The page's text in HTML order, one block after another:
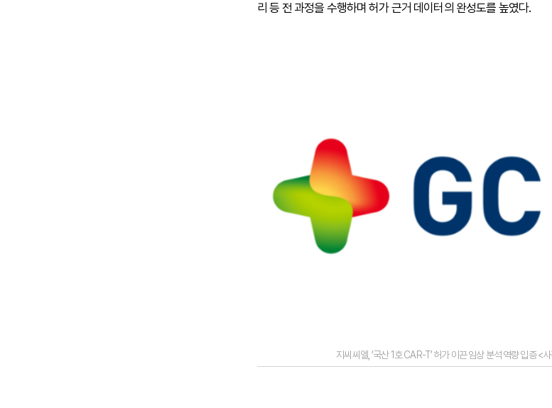
리 등 전 과정을 수행하며 허가 근거 데이터의 완성도를 높였다.
지씨씨엘, ‘국산 1호 CAR-T’ 허가 이끈 임상 분석 역량 입증 <